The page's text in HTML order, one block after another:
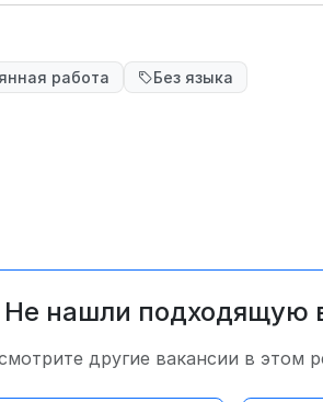
работа
Без языка
Не нашли подходящую
другие вакансии в этом